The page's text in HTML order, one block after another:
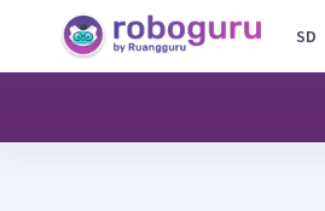
SD